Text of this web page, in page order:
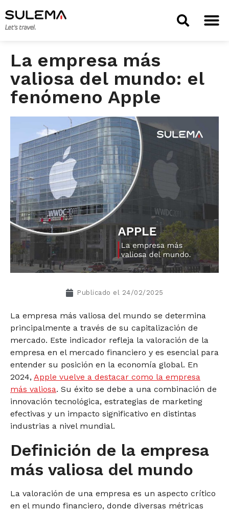
La empresa más
valiosa del mundo: el
fenómeno Apple
Publicado el 24/02/2025
La empresa más valiosa del mundo se determina
principalmente a través de su capitalización de
mercado. Este indicador refleja la valoración de la
empresa en el mercado financiero y es esencial para
entender su posición en la economía global. En
2024, Apple vuelve a destacar como la empresa
más valiosa. Su éxito se debe a una combinación de
innovación tecnológica, estrategias de marketing
efectivas y un impacto significativo en distintas
industrias a nivel mundial.
Definición de la empresa
más valiosa del mundo
La valoración de una empresa es un aspecto crítico
en el mundo financiero, donde diversas métricas